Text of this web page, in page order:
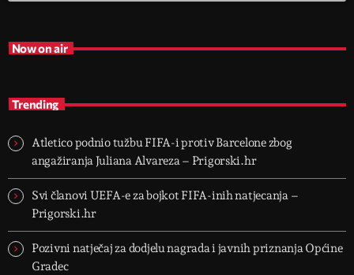
Now on air
Trending
Atletico podnio tužbu FIFA-i protiv Barcelone zbog
angažiranja Juliana Alvareza – Prigorski.hr
Svi članovi UEFA-e za bojkot FIFA-inih natjecanja –
Prigorski.hr
Pozivni natječaj za dodjelu nagrada i javnih priznanja Općine
Gradec